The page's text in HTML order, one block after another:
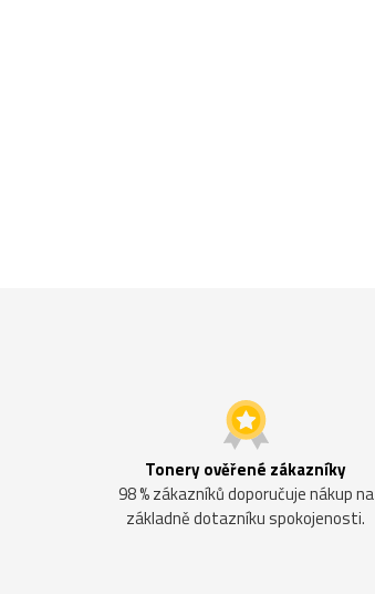
Tonery ověřené zákazníky
98 % zákazníků doporučuje nákup na
základně dotazníku spokojenosti.